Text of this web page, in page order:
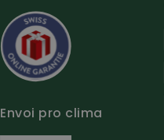
Envoi pro clima